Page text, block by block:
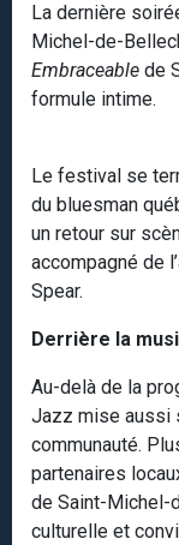
La dernière
Michel-de-
Embraceable de
formule intime.
Le festival se
du bluesman
un retour sur
accompagné de
Spear.
Derrière la
Au-delà de la
Jazz mise aussi
communauté.
partenaires
de Saint-Michel-
culturelle et